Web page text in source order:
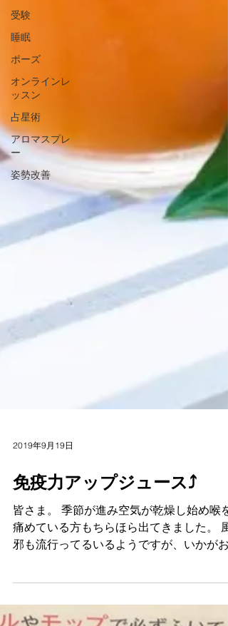
受験
睡眠
ポーズ
オンラインレ
ッスン
占星術
アロマスプレ
ー
姿勢改善
2019年9月19日
免疫力アップジュース⤴️
皆さま。 季節が進み空気が乾燥し始め喉を
た秋晴れの日が気持ちいいですよね🎵 そん